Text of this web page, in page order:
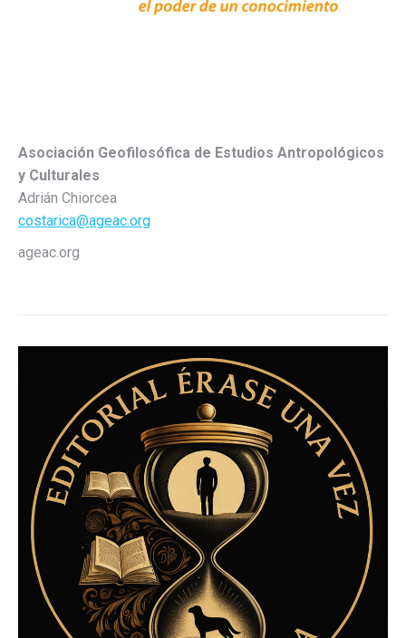
Asociación Geofilosófica de Estudios Antropológicos
y Culturales
Adrián Chiorcea
costarica@ageac.org
ageac.org